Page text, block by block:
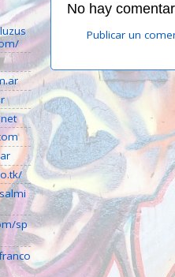
No hay
Publicar un
sp